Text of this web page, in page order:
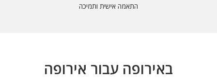
התאמה אישית ותמיכה
באירופה עבור אירופה